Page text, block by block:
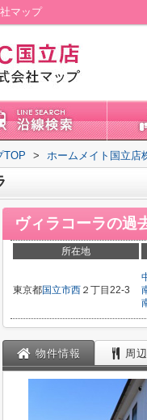
マップ
TOP > ホームメイト国立店
ヴィラコーラの過
所在地
東京都国立市西 ２丁目22-3
物件情報 周